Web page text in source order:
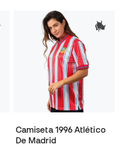
Camiseta 1996 Atlético
De Madrid